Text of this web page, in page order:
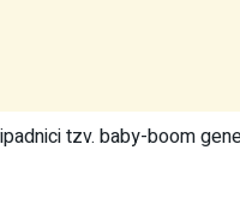
tzv. baby-boom